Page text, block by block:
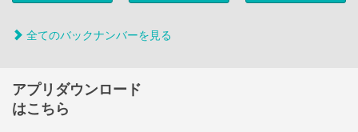
全てのバックナンバーを見る
アプリダウンロード
はこちら